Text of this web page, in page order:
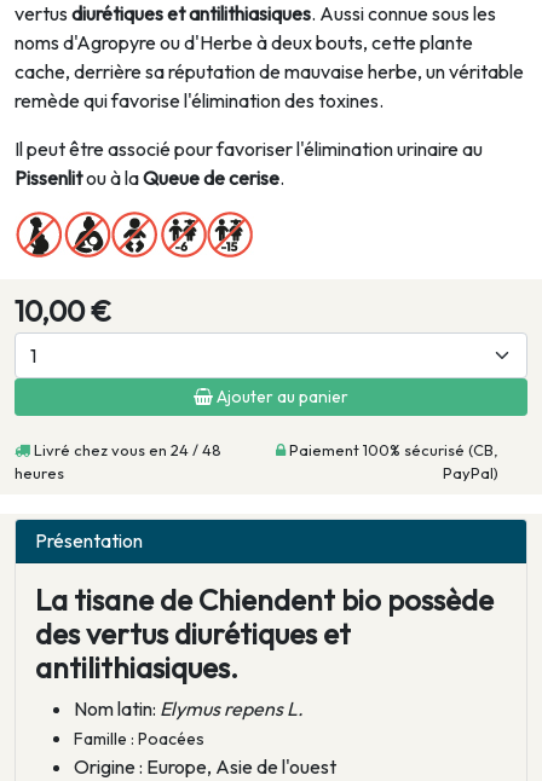
vertus diurétiques et antilithiasiques. Aussi connue sous les
noms d'Agropyre ou d'Herbe à deux bouts, cette plante
cache, derrière sa réputation de mauvaise herbe, un véritable
remède qui favorise l'élimination des toxines.
Il peut être associé pour favoriser l'élimination urinaire au
Pissenlitou à laQueue de cerise.
10,00 €
Ajouter au panier
Livré chez vous en 24 / 48
heures
Paiement 100% sécurisé (CB,
PayPal)
Présentation
La tisane de Chiendent bio possède
des vertus diurétiques et
antilithiasiques.
Nom latin: Elymus repens L.
Famille : Poacées
Origine : Europe, Asie de l'ouest